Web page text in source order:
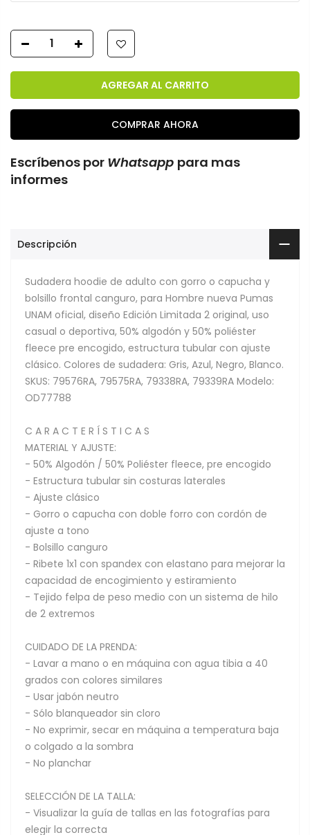
AGREGAR AL CARRITO
COMPRAR AHORA
Escríbenos por Whatsapp para mas
informes
Descripción
Sudadera hoodie de adulto con gorro o capucha y
bolsillo frontal canguro, para Hombre nueva Pumas
UNAM oficial, diseño Edición Limitada 2 original, uso
casual o deportiva, 50% algodón y 50% poliéster
fleece pre encogido, estructura tubular con ajuste
clásico. Colores de sudadera: Gris, Azul, Negro, Blanco.
SKUS: 79576RA, 79575RA, 79338RA, 79339RA Modelo:
OD77788
C A R A C T E R Í S T I C A S
MATERIAL Y AJUSTE:
- 50% Algodón / 50% Poliéster fleece, pre encogido
- Estructura tubular sin costuras laterales
- Ajuste clásico
- Gorro o capucha con doble forro con cordón de
ajuste a tono
- Bolsillo canguro
- Ribete 1x1 con spandex con elastano para mejorar la
capacidad de encogimiento y estiramiento
- Tejido felpa de peso medio con un sistema de hilo
de 2 extremos
CUIDADO DE LA PRENDA:
- Lavar a mano o en máquina con agua tibia a 40
grados con colores similares
- Usar jabón neutro
- Sólo blanqueador sin cloro
- No exprimir, secar en máquina a temperatura baja
o colgado a la sombra
- No planchar
SELECCIÓN DE LA TALLA:
- Visualizar la guía de tallas en las fotografías para
elegir la correcta